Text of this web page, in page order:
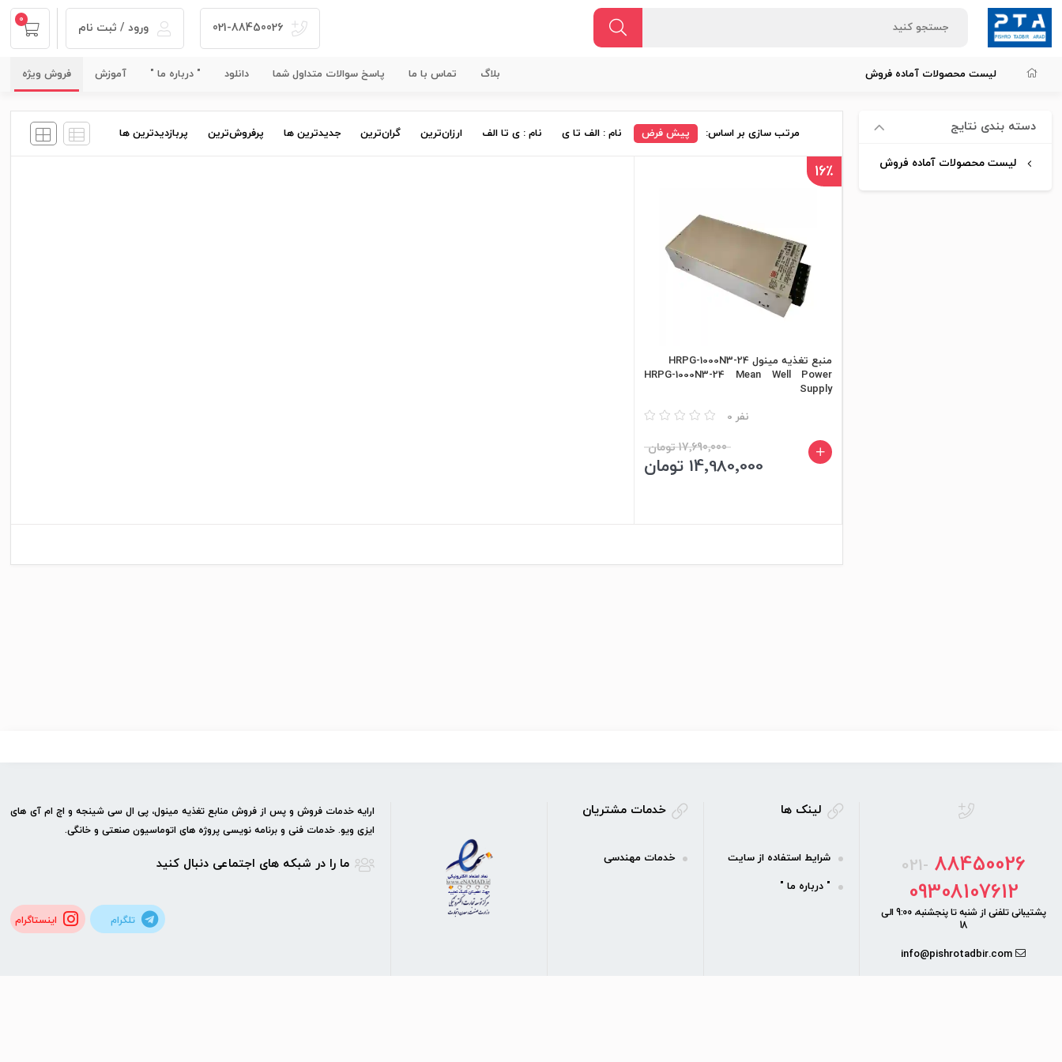
ورود / ثبت نام
0
لیست محصولات آماده فروش بلاگ تماس با ما پاسخ سوالات متداول شما دانلود " درباره ما " آموزش فروش ویژه
مرتب سازی بر اساس: پیش فرض نام : الف تا ی نام : ی تا الف ارزان‌ترین گران‌ترین جدیدترین ها پرفروش‌ترین پربازدید‌ترین ها
16٪
منبع تغذیه مینول HRPG-1000N3-24
HRPG-1000N3-24 Mean Well Power
Supply
0 نفر
17٬690٬000 تومان
14٬980٬000 تومان
دسته بندی نتایج
لیست محصولات آماده فروش
021- 88450026
09308107612
پشتیبانی تلفنی از شنبه تا پنجشنبه، 9:00 الی
18
info@pishrotadbir.com
لینک ها
شرایط استفاده از سایت
" درباره ما "
خدمات مشتریان
خدمات مهندسی
ارایه خدمات فروش و پس از فروش منابع تغذیه مینول، پی ال سی شینجه و اچ ام آی های
ایزی ویو. خدمات فنی و برنامه نویسی پروژه های اتوماسیون صنعتی و خانگی.
ما را در شبكه های اجتماعی دنبال کنید
تلگرام اینستاگرام